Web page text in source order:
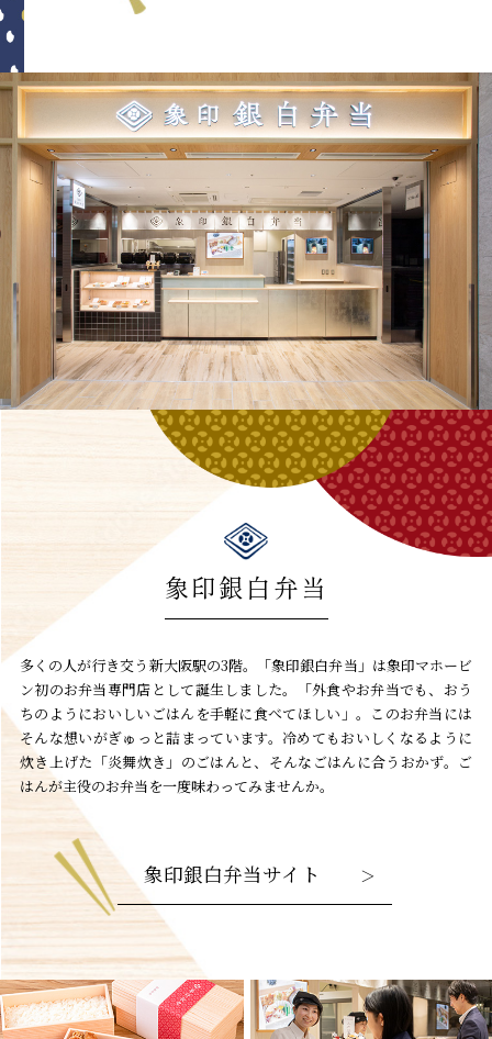
象印銀白弁当
多くの人が行き交う新大阪駅の3階。「象印銀白弁当」は象印マホービ
ン初のお弁当専門店として誕生しました。
「外食やお弁当でも、おう
ちのようにおいしいごはんを手軽に食べてほしい」。 このお弁当には
そんな想いがぎゅっと詰まっています。冷めてもおいしくなるように
炊き上げた「炎舞炊き」のごはんと、そんなごはんに合うおかず。ご
はんが主役のお弁当を一度味わってみませんか。
象印銀白弁当サイト ＞